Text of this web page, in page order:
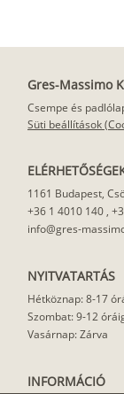
Gres-Massimo
Csempe és
Süti beállítások
1161 Budapest,
+36 1 4010 140 ,
info@gres-
NYITVATARTÁS
Hétköznap: 8-17
Szombat: 9-12
Vasárnap: Zárva
INFORMÁCIÓ